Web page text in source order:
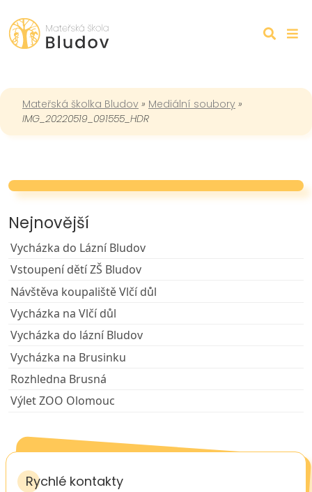
Mateřská školka Bludov » Mediální soubory »
IMG_20220519_091555_HDR
Nejnovější
Vycházka do Lázní Bludov
Vstoupení dětí ZŠ Bludov
Návštěva koupaliště Vlčí důl
Vycházka na Vlčí důl
Vycházka do lázní Bludov
Vycházka na Brusinku
Rozhledna Brusná
Výlet ZOO Olomouc
Rychlé kontakty